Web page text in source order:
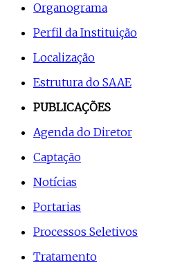
Organograma
Perfil da Instituição
Localização
Estrutura do SAAE
PUBLICAÇÕES
Agenda do Diretor
Captação
Notícias
Portarias
Processos Seletivos
Tratamento